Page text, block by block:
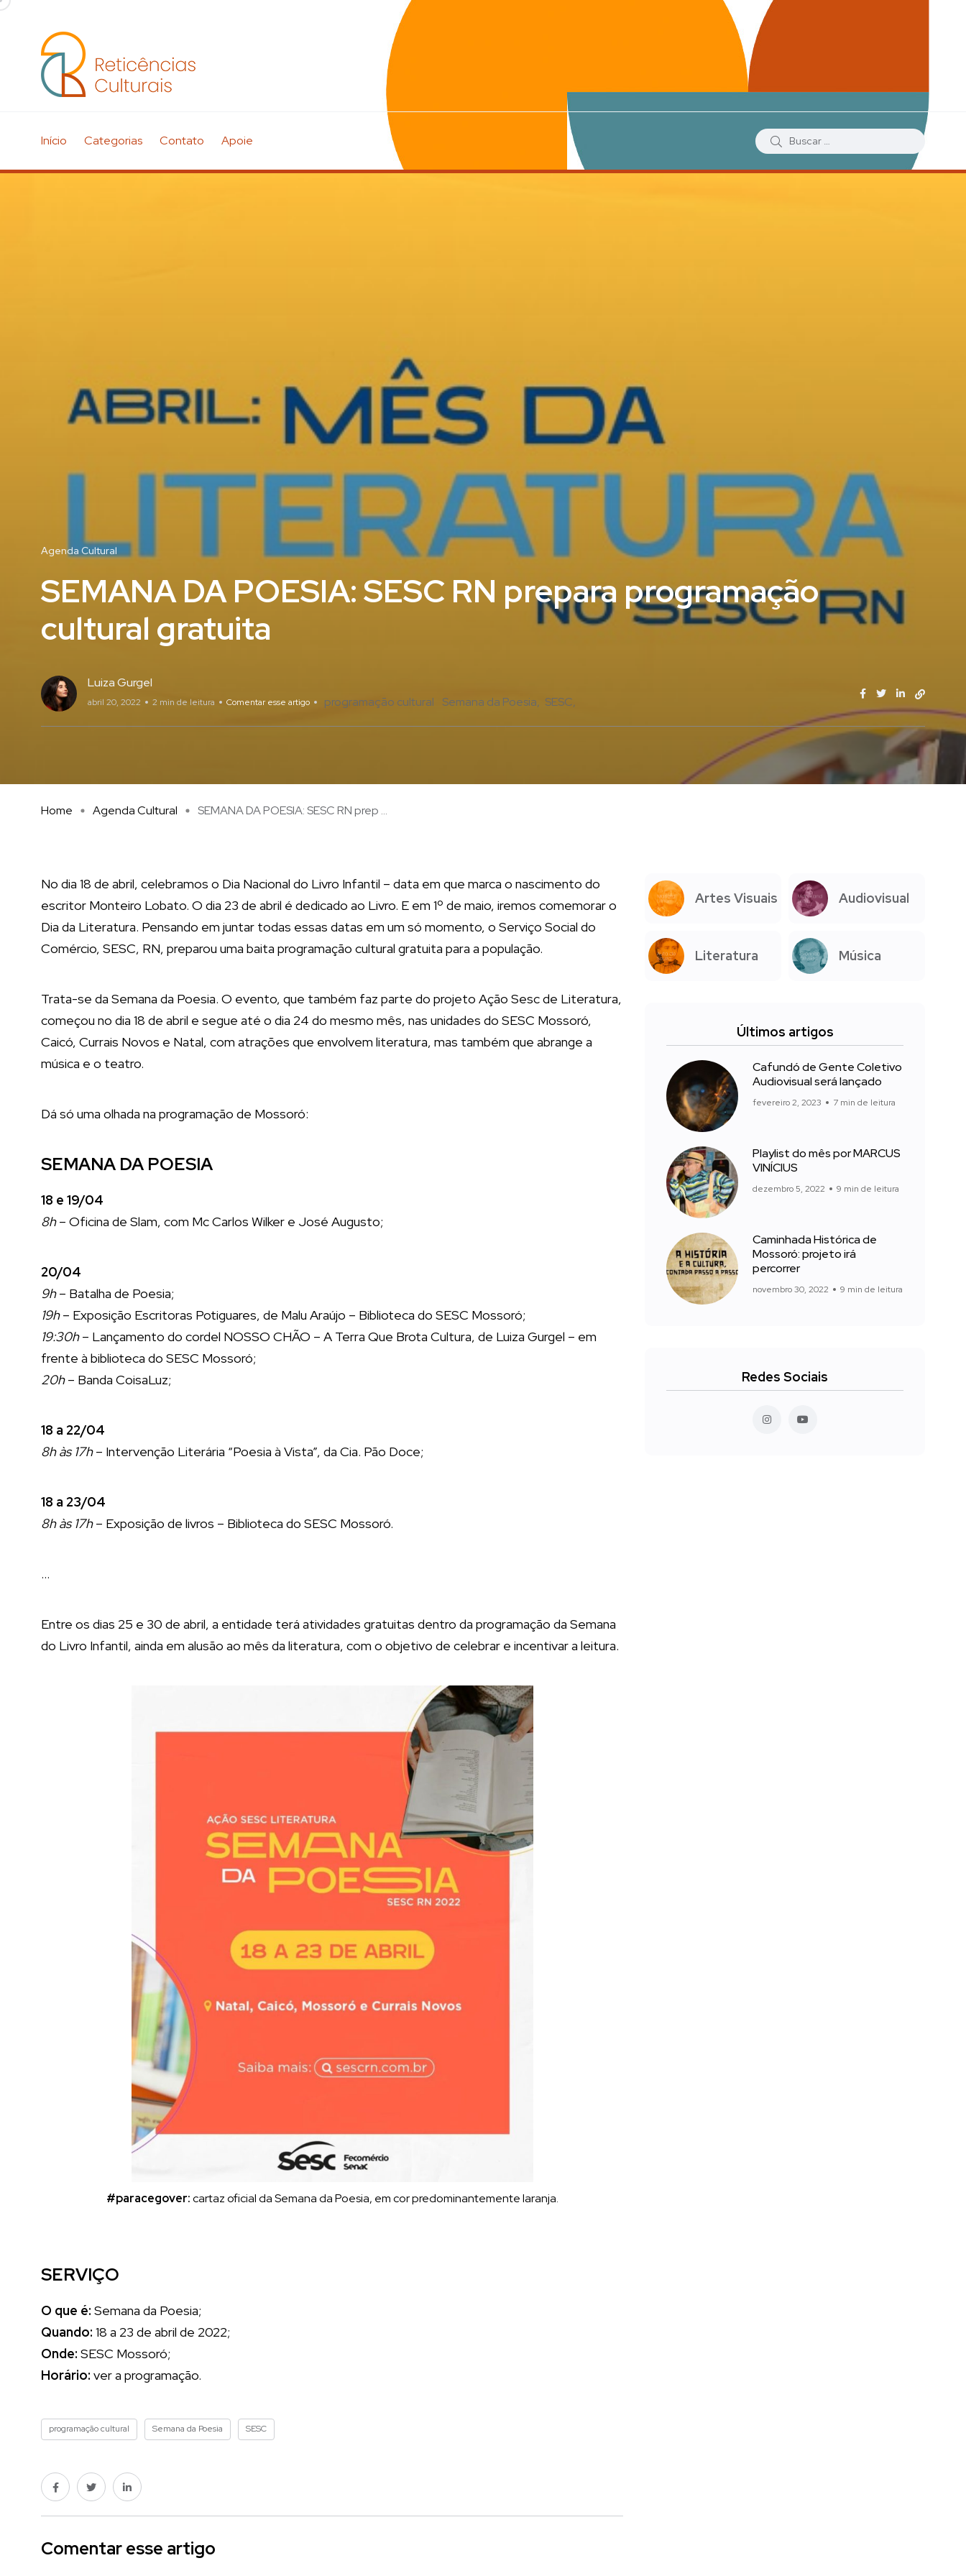
Início Categorias Contato Apoie
Agenda Cultural
SEMANA DA POESIA: SESC RN prepara programação
cultural gratuita
Luiza Gurgel
abril 20, 2022 2 min de leitura Comentar esse artigo programação cultural Semana da Poesia SESC
Home Agenda Cultural SEMANA DA POESIA: SESC RN prep ...
No dia 18 de abril, celebramos o Dia Nacional do Livro Infantil – data em que marca o nascimento do
escritor Monteiro Lobato. O dia 23 de abril é dedicado ao Livro. E em 1º de maio, iremos comemorar o
Dia da Literatura. Pensando em juntar todas essas datas em um só momento, o Serviço Social do
Comércio, SESC, RN, preparou uma baita programação cultural gratuita para a população.
Trata-se da Semana da Poesia. O evento, que também faz parte do projeto Ação Sesc de Literatura,
começou no dia 18 de abril e segue até o dia 24 do mesmo mês, nas unidades do SESC Mossoró,
Caicó, Currais Novos e Natal, com atrações que envolvem literatura, mas também que abrange a
música e o teatro.
Dá só uma olhada na programação de Mossoró:
SEMANA DA POESIA
18 e 19/04
8h– Oficina de Slam, com Mc Carlos Wilker e José Augusto;
20/04
9h– Batalha de Poesia;
19h– Exposição Escritoras Potiguares, de Malu Araújo – Biblioteca do SESC Mossoró;
19:30h– Lançamento do cordel NOSSO CHÃO – A Terra Que Brota Cultura, de Luiza Gurgel – em
frente à biblioteca do SESC Mossoró;
20h– Banda CoisaLuz;
18 a 22/04
8h às 17h– Intervenção Literária “Poesia à Vista”, da Cia. Pão Doce;
18 a 23/04
8h às 17h– Exposição de livros – Biblioteca do SESC Mossoró.
…
Entre os dias 25 e 30 de abril, a entidade terá atividades gratuitas dentro da programação da Semana
do Livro Infantil, ainda em alusão ao mês da literatura, com o objetivo de celebrar e incentivar a leitura.
#paracegover:cartaz oficial da Semana da Poesia, em cor predominantemente laranja.
SERVIÇO
O que é: Semana da Poesia;
Quando: 18 a 23 de abril de 2022;
Onde: SESC Mossoró;
Horário: ver a programação.
programação cultural Semana da Poesia SESC
Comentar esse artigo
Artes Visuais Audiovisual
Literatura Música
Últimos artigos
Cafundó de Gente Coletivo
Audiovisual será lançado
fevereiro 2, 2023 7 min de leitura
Playlist do mês por MARCUS
VINÍCIUS
dezembro 5, 2022 9 min de leitura
Caminhada Histórica de
Mossoró: projeto irá
percorrer
novembro 30, 2022 9 min de leitura
Redes Sociais